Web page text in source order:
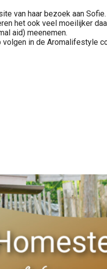
van haar bezoek aan Sofie.
het ook veel moeilijker
aid) meenemen.
in de Aromalifestyle